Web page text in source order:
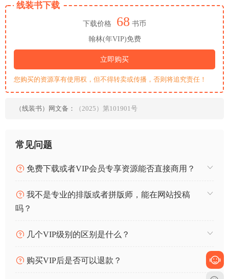
线装书下载
下载价格 68 书币
翰林(年VIP)免费
立即购买
您购买的资源享有使用权，但不得转卖或传播，否则将追究责任！
（线装书）网文备： （2025）第101901号
常见问题
免费下载或者VIP会员专享资源能否直接商用？
我不是专业的排版或者拼版师，能在网站投稿
吗？
几个VIP级别的区别是什么？
购买VIP后是否可以退款？